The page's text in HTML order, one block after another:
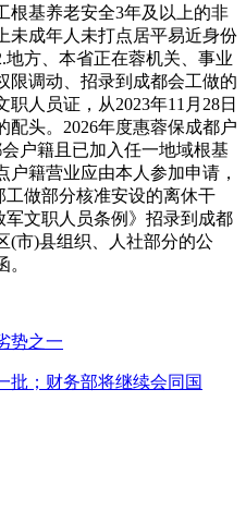
根基养老安全3年及以上的非
未成年人未打点居平易近身份
方、本省正在蓉机关、事业
限调动、招录到成都会工做的
人员证，从2023年11月28日
配头。2026年度惠蓉保成都户
户籍且已加入任一地域根基
籍营业应由本人参加申请，
做部分核准安设的离休干
文职人员条例》招录到成都
(市)县组织、人社部分的公
势之一
批；财务部将继续会同国